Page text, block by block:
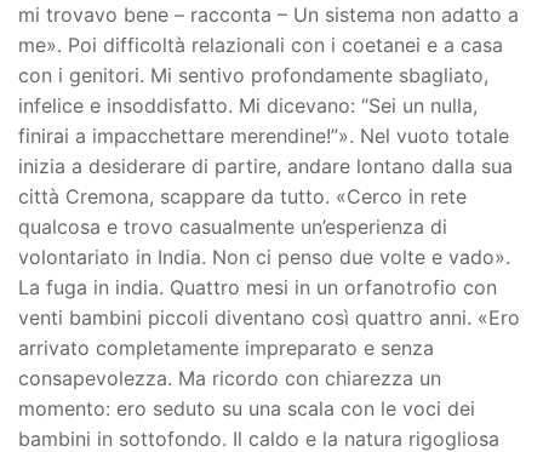
mi trovavo bene – racconta – Un sistema non adatto a
me». Poi difficoltà relazionali con i coetanei e a casa
con i genitori. Mi sentivo profondamente sbagliato,
infelice e insoddisfatto. Mi dicevano: “Sei un nulla,
finirai a impacchettare merendine!”». Nel vuoto totale
inizia a desiderare di partire, andare lontano dalla sua
città Cremona, scappare da tutto. «Cerco in rete
qualcosa e trovo casualmente un’esperienza di
volontariato in India. Non ci penso due volte e vado».
La fuga in india. Quattro mesi in un orfanotrofio con
venti bambini piccoli diventano così quattro anni. «Ero
arrivato completamente impreparato e senza
consapevolezza. Ma ricordo con chiarezza un
momento: ero seduto su una scala con le voci dei
bambini in sottofondo. Il caldo e la natura rigogliosa